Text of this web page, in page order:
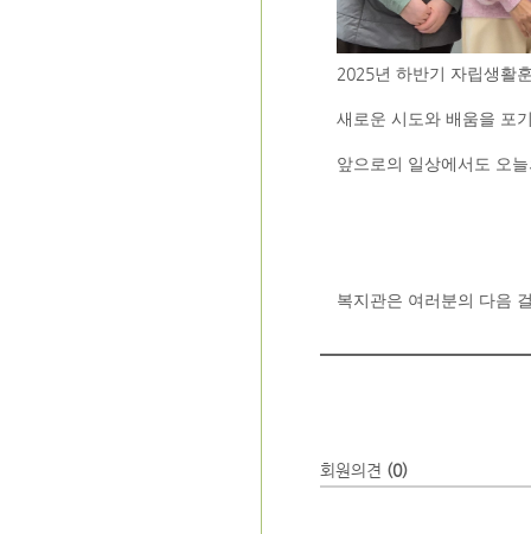
2025년 하반기 자립생활
새로운 시도와 배움을 포
앞으로의 일상에서도 오
복지관은 여러분의 다음
회원의견 (0)